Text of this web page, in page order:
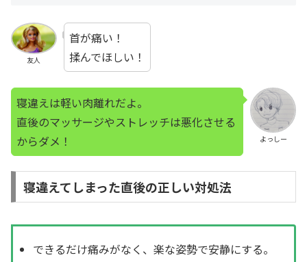
友人
首が痛い！
揉んでほしい！
よっしー
寝違えは軽い肉離れだよ。
直後のマッサージやストレッチは悪化させる
からダメ！
寝違えてしまった直後の正しい対処法
できるだけ痛みがなく、楽な姿勢で安静にする。